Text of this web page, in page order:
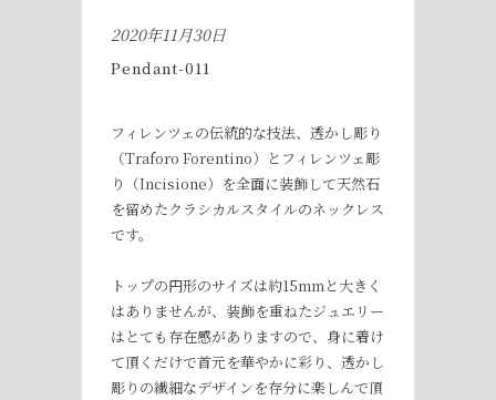
2020年11月30日
Pendant-011
フィレンツェの伝統的な技法、透かし彫り
（Traforo Forentino）とフィレンツェ彫
り（Incisione）を全面に装飾して天然石
を留めたクラシカルスタイルのネックレス
です。
トップの円形のサイズは約15mmと大きく
はありませんが、装飾を重ねたジュエリー
はとても存在感がありますので、身に着け
て頂くだけで首元を華やかに彩り、透かし
彫りの繊細なデザインを存分に楽しんで頂